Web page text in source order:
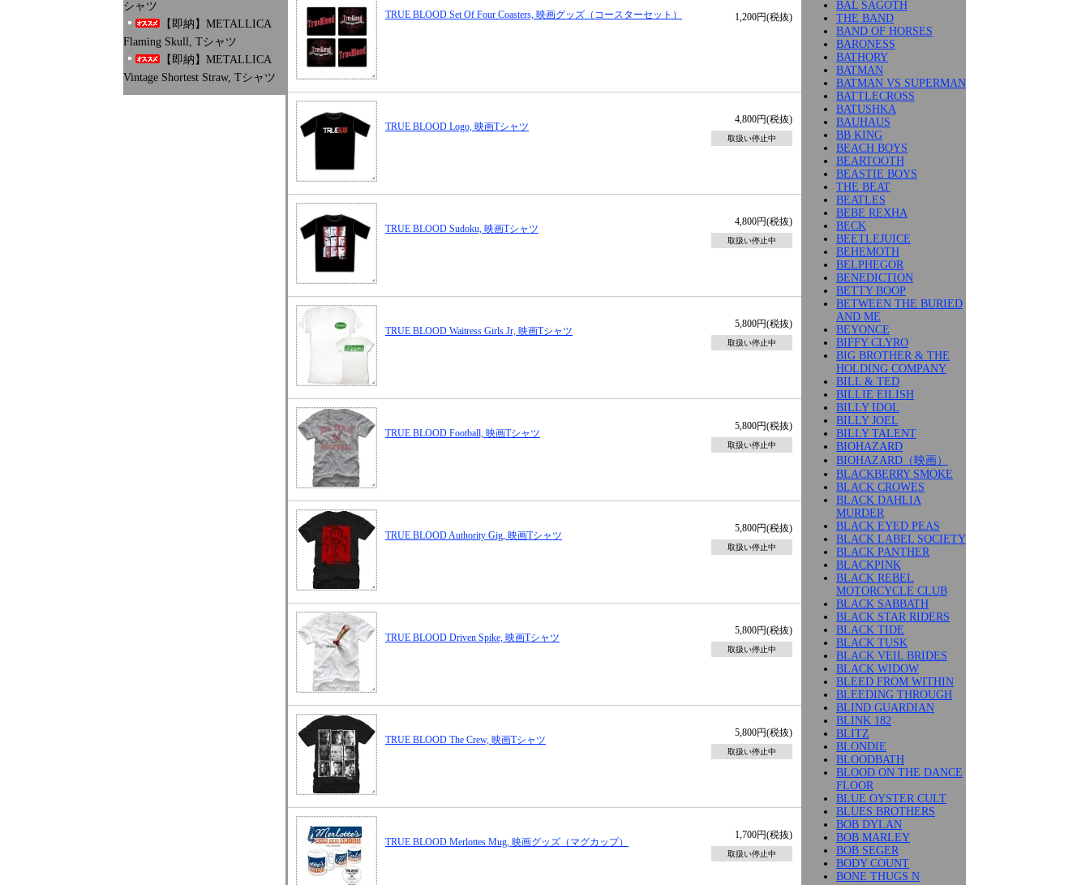
シャツ
【即納】METALLICA
Flaming Skull, Tシャツ
【即納】METALLICA
Vintage Shortest Straw, Tシャツ
TRUE BLOOD Set Of Four Coasters, 映画グッズ（コースターセット） 1,200円(税抜)
TRUE BLOOD Logo, 映画Tシャツ
4,800円(税抜)
取扱い停止中
TRUE BLOOD Sudoku, 映画Tシャツ
4,800円(税抜)
取扱い停止中
TRUE BLOOD Waitress Girls Jr, 映画Tシャツ
5,800円(税抜)
取扱い停止中
TRUE BLOOD Football, 映画Tシャツ
5,800円(税抜)
取扱い停止中
TRUE BLOOD Authority Gig, 映画Tシャツ
5,800円(税抜)
取扱い停止中
TRUE BLOOD Driven Spike, 映画Tシャツ
5,800円(税抜)
取扱い停止中
TRUE BLOOD The Crew, 映画Tシャツ
5,800円(税抜)
取扱い停止中
TRUE BLOOD Merlottes Mug, 映画グッズ（マグカップ）
1,700円(税抜)
取扱い停止中
BAL SAGOTH
THE BAND
BAND OF HORSES
BARONESS
BATHORY
BATMAN
BATMAN VS SUPERMAN
BATTLECROSS
BATUSHKA
BAUHAUS
BB KING
BEACH BOYS
BEARTOOTH
BEASTIE BOYS
THE BEAT
BEATLES
BEBE REXHA
BECK
BEETLEJUICE
BEHEMOTH
BELPHEGOR
BENEDICTION
BETTY BOOP
BETWEEN THE BURIED
AND ME
BEYONCE
BIFFY CLYRO
BIG BROTHER & THE
HOLDING COMPANY
BILL & TED
BILLIE EILISH
BILLY IDOL
BILLY JOEL
BILLY TALENT
BIOHAZARD
BIOHAZARD（映画）
BLACKBERRY SMOKE
BLACK CROWES
BLACK DAHLIA
MURDER
BLACK EYED PEAS
BLACK LABEL SOCIETY
BLACK PANTHER
BLACKPINK
BLACK REBEL
MOTORCYCLE CLUB
BLACK SABBATH
BLACK STAR RIDERS
BLACK TIDE
BLACK TUSK
BLACK VEIL BRIDES
BLACK WIDOW
BLEED FROM WITHIN
BLEEDING THROUGH
BLIND GUARDIAN
BLINK 182
BLITZ
BLONDIE
BLOODBATH
BLOOD ON THE DANCE
FLOOR
BLUE OYSTER CULT
BLUES BROTHERS
BOB DYLAN
BOB MARLEY
BOB SEGER
BODY COUNT
BONE THUGS N